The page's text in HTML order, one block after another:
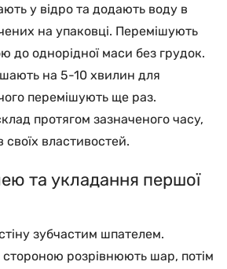
у відро та додають воду в
на упаковці. Перемішують
до однорідної маси без грудок.
на 5-10 хвилин для
перемішують ще раз.
протягом зазначеного часу,
своїх властивостей.
та укладання першої
зубчастим шпателем.
розрівнюють шар, потім